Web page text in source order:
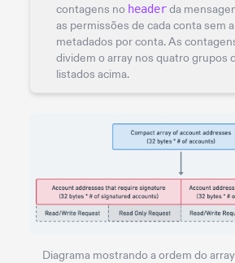
contagens no headerda
as permissões de cada conta sem
metadados por conta. As
dividem o array nos quatro grupos
listados acima.
Diagrama mostrando a ordem do